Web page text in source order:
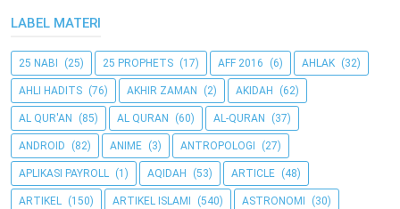
LABEL MATERI
25 NABI (25) 25 PROPHETS (17) AFF 2016 (6) AHLAK (32)
AHLI HADITS (76) AKHIR ZAMAN (2) AKIDAH (62)
AL QUR'AN (85) AL QURAN (60) AL-QURAN (37)
ANDROID (82) ANIME (3) ANTROPOLOGI (27)
APLIKASI PAYROLL (1) AQIDAH (53) ARTICLE (48)
ARTIKEL (150) ARTIKEL ISLAMI (540) ASTRONOMI (30)